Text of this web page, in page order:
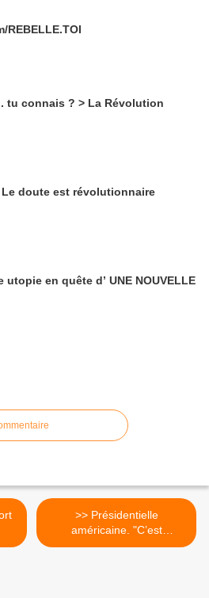
REBELLE.TOI
tu connais ? > La Révolution
doute est révolutionnaire
en quête d’ UNE NOUVELLE
>> Présidentielle
américaine. "C’est
l’économie, idiot" >